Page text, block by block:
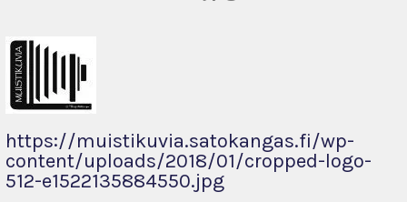
https://muistikuvia.satokangas.fi/wp-
content/uploads/2018/01/cropped-logo-
512-e1522135884550.jpg